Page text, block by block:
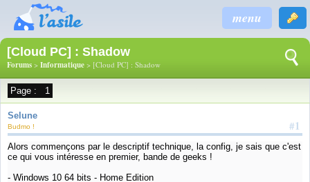
menu
[Cloud PC] : Shadow
Forums > Informatique > [Cloud PC] : Shadow
Page : 1
Selune
#1
Budmo !
Alors commençons par le descriptif technique, la config, je sais que c'est
ce qui vous intéresse en premier, bande de geeks !
- Windows 10 64 bits - Home Edition